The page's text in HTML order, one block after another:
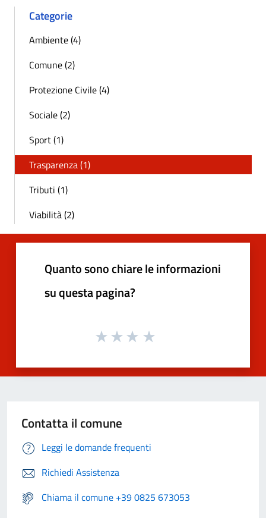
Categorie
Ambiente (4)
Comune (2)
Protezione Civile (4)
Sociale (2)
Sport (1)
Trasparenza (1)
Tributi (1)
Viabilità (2)
Quanto sono chiare le informazioni
su questa pagina?
Contatta il comune
Leggi le domande frequenti
Richiedi Assistenza
Chiama il comune +39 0825 673053